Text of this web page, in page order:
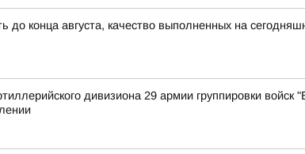
до конца августа, качество выполненных на
дивизиона 29 армии группировки